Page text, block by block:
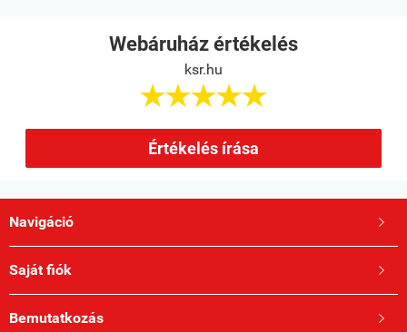
Webáruház értékelés
ksr.hu

Értékelés írása
Navigáció 
Saját fiók 
Bemutatkozás 